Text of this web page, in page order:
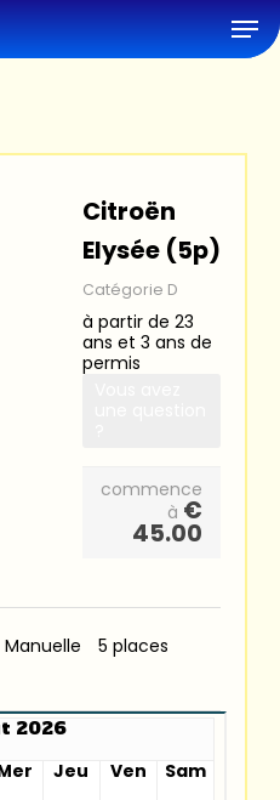
Citroën
Elysée (5p)
Catégorie D
à partir de 23
ans et 3 ans de
permis
commence
à €
45.00
Manuelle
5 places
2026
Jeu Ven
Sam